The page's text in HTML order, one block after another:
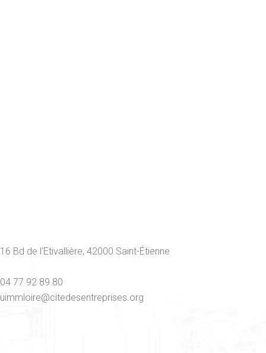
16 Bd de l'Etivallière, 42000 Saint-Étienne
04 77 92 89 80
uimmloire@citedesentreprises.org